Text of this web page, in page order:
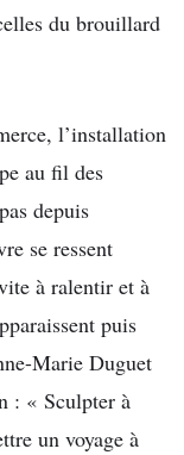
du brouillard
l’installation
au fil des
depuis
se ressent
à ralentir et à
puis
Marie Duguet
: « Sculpter à
un voyage à